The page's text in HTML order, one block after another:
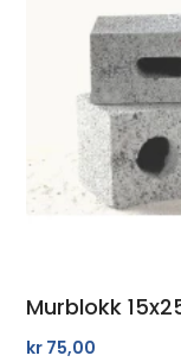
Murblokk
kr 75,00